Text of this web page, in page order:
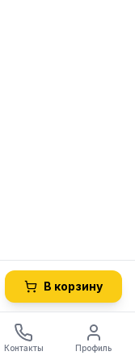
В корзину
Контакты Профиль